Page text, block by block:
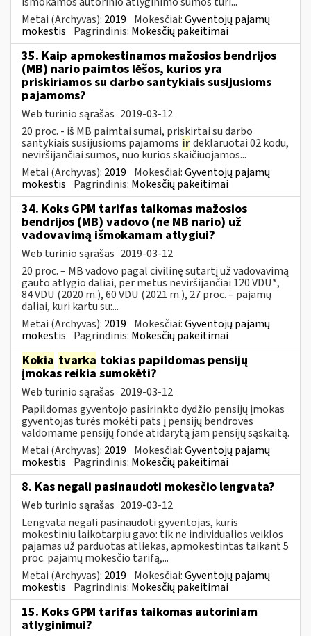
Metai (Archyvas): 2019 Mokesčiai:Gyventojų pajamų
mokestis Pagrindinis: Mokesčių pakeitimai
35. Kaip apmokestinamos mažosios bendrijos
(MB) nario paimtos lėšos, kurios yra
priskiriamos su darbo santykiais susijusioms
pajamoms?
Web turinio sąrašas 2019-03-12
20 proc. - iš MB paimtai sumai, priskirtai su darbo
santykiais susijusioms pajamoms irdeklaruotai 02 kodu,
neviršijančiai sumos, nuo kurios skaičiuojamos...
Metai (Archyvas): 2019 Mokesčiai:Gyventojų pajamų
mokestis Pagrindinis: Mokesčių pakeitimai
34. Koks GPM tarifas taikomas mažosios
bendrijos (MB) vadovo (ne MB nario) už
vadovavimą išmokamam atlygiui?
Web turinio sąrašas 2019-03-12
20 proc. – MB vadovo pagal civilinę sutartį už vadovavimą
gauto atlygio daliai, per metus neviršijančiai 120 VDU*,
84 VDU (2020 m.), 60 VDU (2021 m.), 27 proc. – pajamų
daliai, kuri kartu su:...
Metai (Archyvas): 2019 Mokesčiai:Gyventojų pajamų
mokestis Pagrindinis: Mokesčių pakeitimai
Kokia tvarka tokias papildomas pensijų
įmokas reikia sumokėti?
Web turinio sąrašas 2019-03-12
Papildomas gyventojo pasirinkto dydžio pensijų įmokas
gyventojas turės mokėti pats į pensijų bendrovės
valdomame pensijų fonde atidarytą jam pensijų sąskaitą.
Metai (Archyvas): 2019 Mokesčiai:Gyventojų pajamų
mokestis Pagrindinis: Mokesčių pakeitimai
8. Kas negali pasinaudoti mokesčio lengvata?
Web turinio sąrašas 2019-03-12
Lengvata negali pasinaudoti gyventojas, kuris
mokestiniu laikotarpiu gavo: tik ne individualios veiklos
pajamas už parduotas atliekas, apmokestintas taikant 5
proc. pajamų mokesčio tarifą,...
Metai (Archyvas): 2019 Mokesčiai:Gyventojų pajamų
mokestis Pagrindinis: Mokesčių pakeitimai
15. Koks GPM tarifas taikomas autoriniam
atlyginimui?